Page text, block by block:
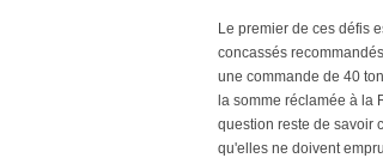
Le premier de ces défis
concassés
une commande de 40
la somme réclamée à la
question reste de savoir
qu'elles ne doivent